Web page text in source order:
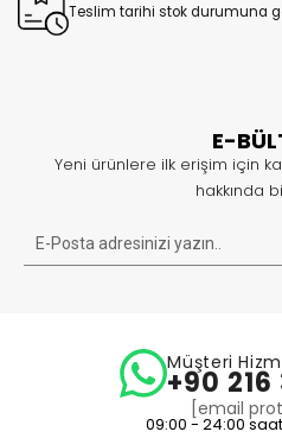
Teslim tarihi stok durumuna
E-
Yeni ürünlere ilk erişim için
hakkında
Müşteri
+90 216
[email
09:00 - 24:00